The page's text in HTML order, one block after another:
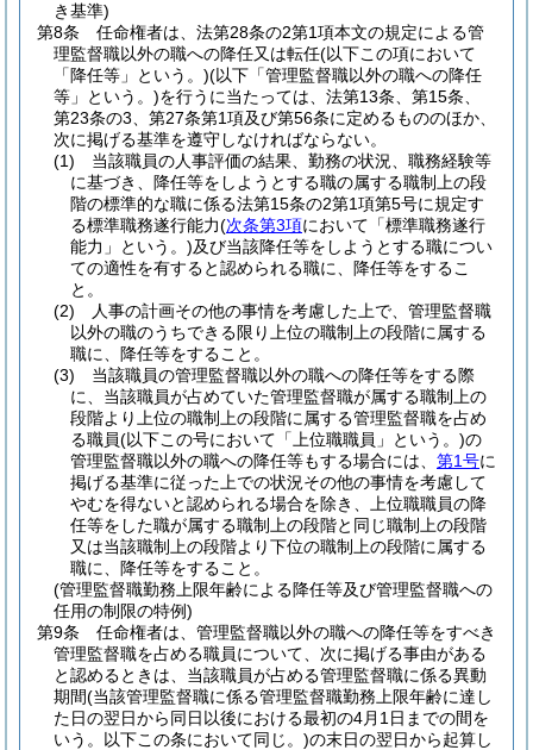
き基準)
第8条
任命権者は、法第28条の2第1項本文の規定による管
理監督職以外の職への降任又は転任(以下この項において
「降任等」という。)(以下「管理監督職以外の職への降任
等」という。)を行うに当たっては、法第13条、第15条、
第23条の3、第27条第1項及び第56条に定めるもののほか、
次に掲げる基準を遵守しなければならない。
(1)
当該職員の人事評価の結果、勤務の状況、職務経験等
に基づき、降任等をしようとする職の属する職制上の段
階の標準的な職に係る法第15条の2第1項第5号に規定す
る標準職務遂行能力(次条第3項において「標準職務遂行
能力」という。)及び当該降任等をしようとする職につい
ての適性を有すると認められる職に、降任等をするこ
と。
(2)
人事の計画その他の事情を考慮した上で、管理監督職
以外の職のうちできる限り上位の職制上の段階に属する
職に、降任等をすること。
(3)
当該職員の管理監督職以外の職への降任等をする際
に、当該職員が占めていた管理監督職が属する職制上の
段階より上位の職制上の段階に属する管理監督職を占め
る職員(以下この号において「上位職職員」という。)の
管理監督職以外の職への降任等もする場合には、 第1号に
掲げる基準に従った上での状況その他の事情を考慮して
やむを得ないと認められる場合を除き、上位職職員の降
任等をした職が属する職制上の段階と同じ職制上の段階
又は当該職制上の段階より下位の職制上の段階に属する
職に、降任等をすること。
(管理監督職勤務上限年齢による降任等及び管理監督職への
任用の制限の特例)
第9条
任命権者は、管理監督職以外の職への降任等をすべき
管理監督職を占める職員について、次に掲げる事由がある
と認めるときは、当該職員が占める管理監督職に係る異動
期間(当該管理監督職に係る管理監督職勤務上限年齢に達し
た日の翌日から同日以後における最初の4月1日までの間を
いう。以下この条において同じ。)の末日の翌日から起算し